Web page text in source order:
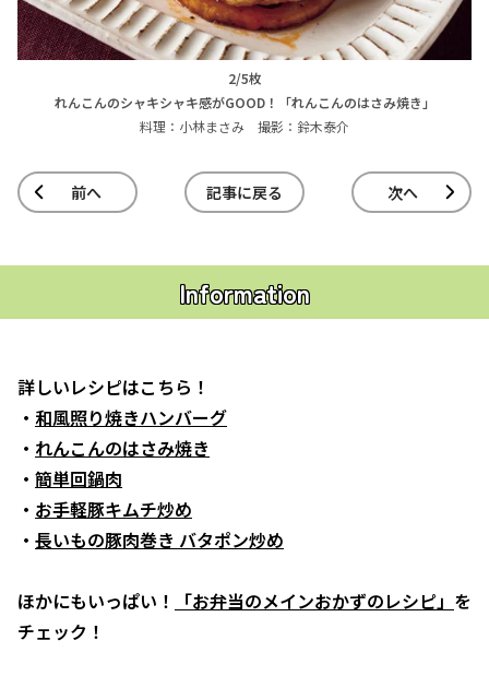
2/5枚
れんこんのシャキシャキ感がGOOD！「れんこんのはさみ焼き」
料理：小林まさみ 撮影：鈴木泰介
前へ 記事に戻る 次へ
Information
詳しいレシピはこちら！
・ 和風照り焼きハンバーグ
・ れんこんのはさみ焼き
・ 簡単回鍋肉
・ お手軽豚キムチ炒め
・ 長いもの豚肉巻き バタポン炒め
ほかにもいっぱい！ 「お弁当のメインおかずのレシピ」 を
チェック！